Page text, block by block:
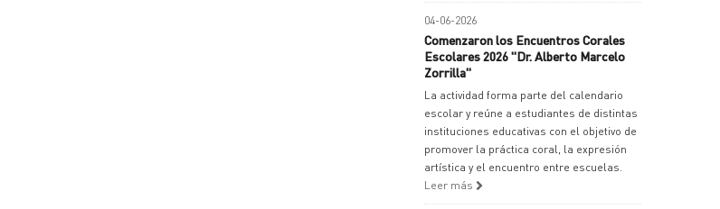
04-06-2026
Comenzaron los Encuentros Corales
Escolares 2026 "Dr. Alberto Marcelo
Zorrilla"
La actividad forma parte del calendario
escolar y reúne a estudiantes de distintas
instituciones educativas con el objetivo de
promover la práctica coral, la expresión
artística y el encuentro entre escuelas.
Leer más